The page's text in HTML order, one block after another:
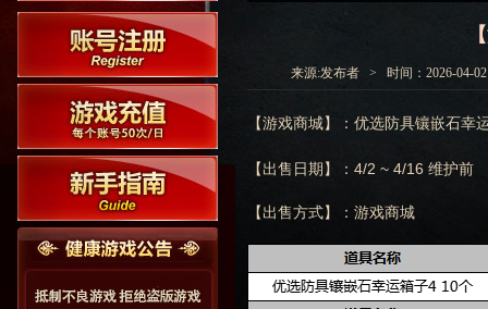
来源:发布者 > 时间：2026-04-02
【游戏商城】：优选防具镶嵌石幸
【出售日期】：4/2 ~ 4/16 维护前
【出售方式】：游戏商城